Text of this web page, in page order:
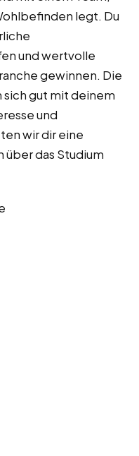
legt. Du
und wertvolle
gewinnen. Die
gut mit deinem
und
wir dir eine
das Studium